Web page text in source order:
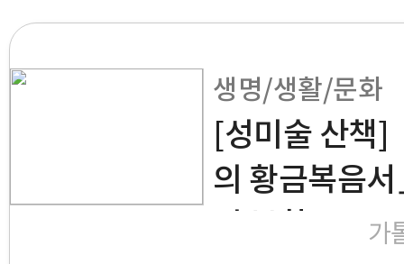
생명/생활/문화
[성미술 산책]
의 황금복음
가